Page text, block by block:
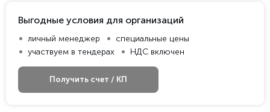
Выгодные условия для организаций
личный менеджер
специальные цены
участвуем в тендерах
НДС включен
Получить счет / КП